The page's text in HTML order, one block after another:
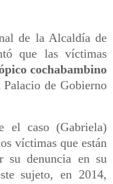
de la Alcaldía de
que las víctimas
cochabambino
de Gobierno
el caso (Gabriela)
víctimas que están
su denuncia en su
sujeto, en 2014,